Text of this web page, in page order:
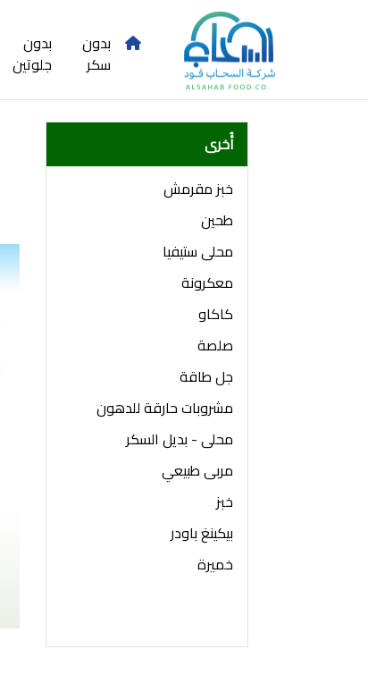
بدون
سكر
بدون
جلوتين
أُخرى
خبز مقرمش
طحين
محلى ستيفيا
معكرونة
كاكاو
صلصة
جل طاقة
مشروبات حارقة للدهون
محلى - بديل السكر
مربى طبيعي
خبز
بيكينغ باودر
خميرة